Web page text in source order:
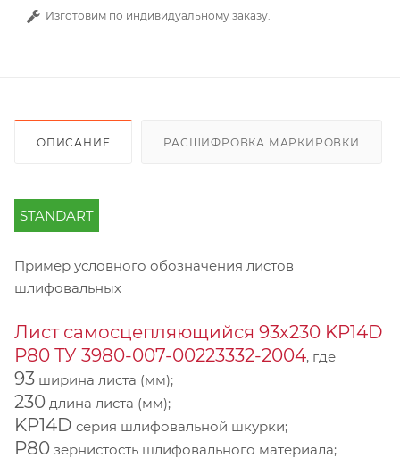
Изготовим по индивидуальному заказу.
ОПИСАНИЕ РАСШИФРОВКА МАРКИРОВКИ
STANDART
Пример условного обозначения листов
шлифовальных
Лист самосцепляющийся 93х230 KP14D
Р80 ТУ 3980-007-00223332-2004, где
93 ширина листа (мм);
230 длина листа (мм);
KP14D серия шлифовальной шкурки;
Р80 зернистость шлифовального материала;